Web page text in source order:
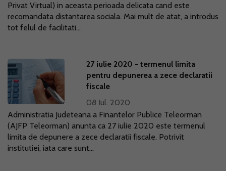
Privat Virtual) in aceasta perioada delicata cand este
recomandata distantarea sociala. Mai mult de atat, a introdus
tot felul de facilitati...
27 iulie 2020 - termenul limita
pentru depunerea a zece declaratii
fiscale
08 Iul. 2020
Administratia Judeteana a Finantelor Publice Teleorman
(AJFP Teleorman) anunta ca 27 iulie 2020 este termenul
limita de depunere a zece declaratii fiscale. Potrivit
institutiei, iata care sunt...